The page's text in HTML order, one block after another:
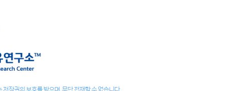
작권의 보호를 받으며, 무단 전재할 수 없습니다.